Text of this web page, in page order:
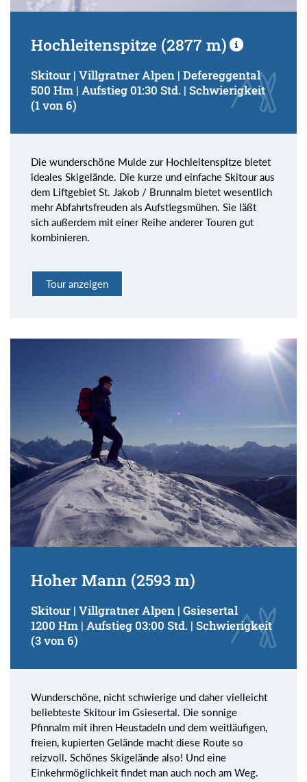
Hochleitenspitze (2877 m)
Skitour | Villgratner Alpen | Defereggental
500 Hm | Aufstieg 01:30 Std. | Schwierigkeit
(1 von 6)
Die wunderschöne Mulde zur Hochleitenspitze bietet
ideales Skigelände. Die kurze und einfache Skitour aus
dem Liftgebiet St. Jakob / Brunnalm bietet wesentlich
mehr Abfahrtsfreuden als Aufstiegsmühen. Sie läßt
sich außerdem mit einer Reihe anderer Touren gut
kombinieren.
Tour anzeigen
Hoher Mann (2593 m)
Skitour | Villgratner Alpen | Gsiesertal
1200 Hm | Aufstieg 03:00 Std. | Schwierigkeit
(3 von 6)
Wunderschöne, nicht schwierige und daher vielleicht
beliebteste Skitour im Gsiesertal. Die sonnige
Pfinnalm mit ihren Heustadeln und dem weitläufigen,
freien, kupierten Gelände macht diese Route so
reizvoll. Schönes Skigelände also! Und eine
Einkehrmöglichkeit findet man auch noch am Weg.